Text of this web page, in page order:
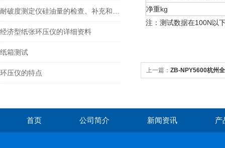
经济型纸张环压仪的详细资料
纸箱测试
环压仪的特点
净重kg
注： 测试数据在100N以
上一篇： ZB-NPY5600杭州
首页 公司简介 新闻资讯 产